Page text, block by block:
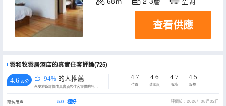
查看供應
雲和牧雲居酒店的真實住客評論(725)
4.6 /5分 94% 的人推薦
永安旅遊評價由真實酒店住客提供的評價。
4.7
位置
4.6
清潔度
4.7
服務
4.5
設施
匿名用戶
5.0 極好
評價於：2026年08月02日